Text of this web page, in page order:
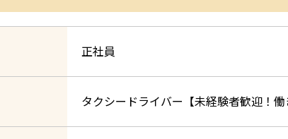
正社員
タクシードライバー【未経験者歓迎！